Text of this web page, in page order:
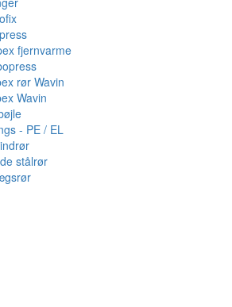
fjernvarme
rør Wavin
Wavin
- PE / EL
stålrør